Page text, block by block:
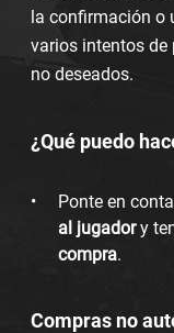
la confirmación o
varios intentos de
no deseados.
¿Qué puedo
Ponte en
al jugadory
compra.
Compras no